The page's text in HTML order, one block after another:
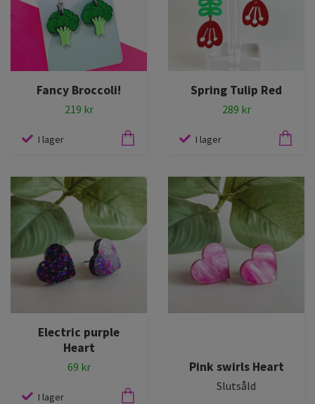
Fancy Broccoli!
219 kr
I lager
Spring Tulip Red
289 kr
I lager
Electric purple
Heart
69 kr
I lager
Pink swirls Heart
Slutsåld